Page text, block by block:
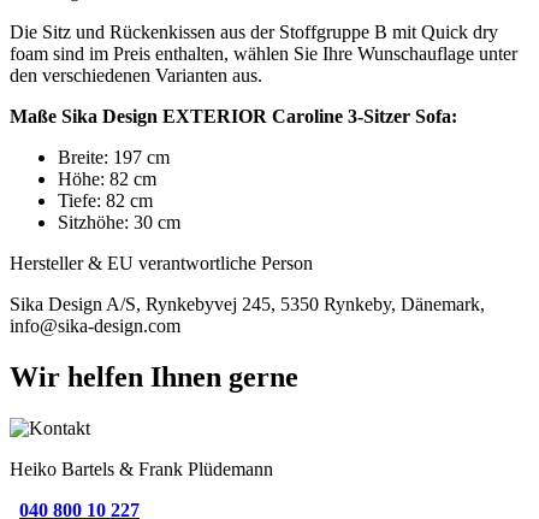
Die Sitz und Rückenkissen aus der Stoffgruppe B mit Quick dry
foam sind im Preis enthalten, wählen Sie Ihre Wunschauflage unter
den verschiedenen Varianten aus.
Maße Sika Design EXTERIOR Caroline 3-Sitzer Sofa:
Breite: 197 cm
Höhe: 82 cm
Tiefe: 82 cm
Sitzhöhe: 30 cm
Hersteller & EU verantwortliche Person
Sika Design A/S, Rynkebyvej 245, 5350 Rynkeby, Dänemark,
info@sika-design.com
Wir helfen Ihnen gerne
Heiko Bartels & Frank Plüdemann
040 800 10 227